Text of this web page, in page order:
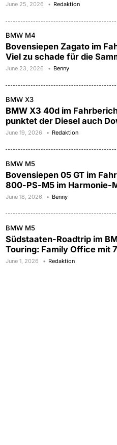
June 25, 2026 Redaktion
BMW M4
Bovensiepen Zagato im
Viel zu schade für die
June 23, 2026 Benny
BMW X3
BMW X3 40d im
punktet der Diesel auch
June 19, 2026 Redaktion
BMW M5
Bovensiepen 05 GT im
800-PS-M5 im Harmonie-
June 18, 2026 Benny
BMW M5
Südstaaten-Roadtrip im
Touring: Family Office mit
June 1, 2026 Redaktion